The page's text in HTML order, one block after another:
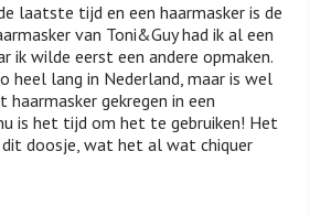
laatste tijd en een haarmasker is de
van Toni&Guy had ik al een
ik wilde eerst een andere opmaken.
heel lang in Nederland, maar is wel
haarmasker gekregen in een
is het tijd om het te gebruiken! Het
doosje, wat het al wat chiquer